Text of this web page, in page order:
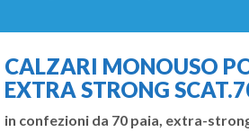
CALZARI MONOUSO
EXTRA STRONG
in confezioni da 70 paia, extra-